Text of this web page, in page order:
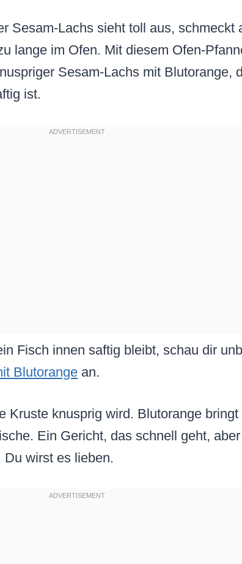
Sesam-Lachs sieht toll aus, schmeckt
lange im Ofen. Mit diesem Ofen-
Sesam-Lachs mit Blutorange,
ist.
Fisch innen saftig bleibt, schau dir
Blutorange an.
Kruste knusprig wird. Blutorange bringt
Ein Gericht, das schnell geht,
wirst es lieben.